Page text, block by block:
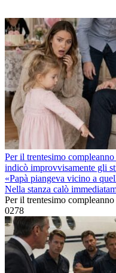
Per il trentesimo
indicò improvvisamente gli
«Papà piangeva vicino a
Nella stanza calò
Per il trentesimo
0278